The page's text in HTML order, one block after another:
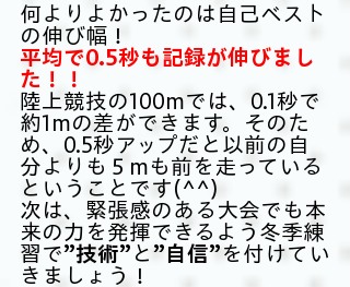
何よりよかったのは自己ベスト
の伸び幅！
平均で0.5秒も記録が伸びまし
た！！
陸上競技の100mでは、0.1秒で
約1mの差ができます。そのた
め、0.5秒アップだと以前の自
分よりも５mも前を走っている
ということです(^^)
次は、緊張感のある大会でも本
来の力を発揮できるよう冬季練
習で”技術” と ”自信” を付けてい
きましょう！